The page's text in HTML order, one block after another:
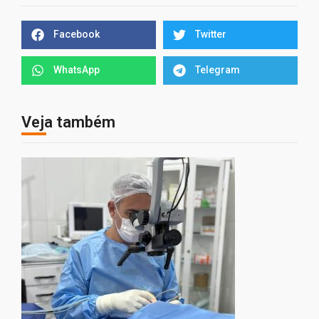
Facebook Twitter
WhatsApp Telegram
Veja também